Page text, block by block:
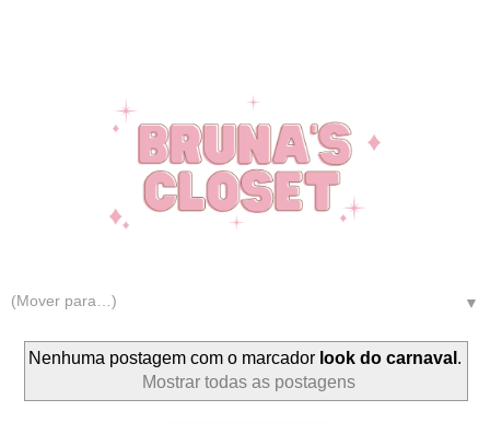
▼
Nenhuma postagem com o marcador look do carnaval .
Mostrar todas as postagens